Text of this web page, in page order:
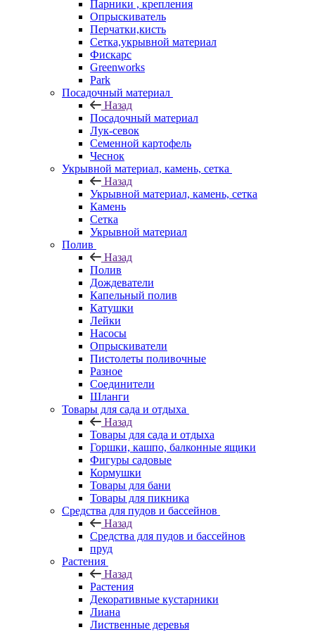
Парники , крепления
Опрыскиватель
Перчатки,кисть
Сетка,укрывной материал
Фискарс
Greenworks
Park
Посадочный материал
Назад
Посадочный материал
Лук-севок
Семенной картофель
Чеснок
Укрывной материал, камень, сетка
Назад
Укрывной материал, камень, сетка
Камень
Сетка
Укрывной материал
Полив
Назад
Полив
Дождеватели
Капельный полив
Катушки
Лейки
Насосы
Опрыскиватели
Пистолеты поливочные
Разное
Соединители
Шланги
Товары для сада и отдыха
Назад
Товары для сада и отдыха
Горшки, кашпо, балконные ящики
Фигуры садовые
Кормушки
Товары для бани
Товары для пикника
Средства для пудов и бассейнов
Назад
Средства для пудов и бассейнов
пруд
Растения
Назад
Растения
Декоративные кустарники
Лиана
Лиственные деревья